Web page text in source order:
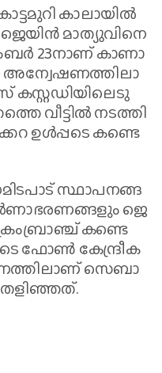
കാ​ലാ​യി​ല്‍
ജെ​യി​ന്‍ മാ​ത്യു​വി​നെ
23നാ​ണ് കാ​ണാ​
അ​ന്വേ​ഷ​ണ​ത്തി​ലാ​
ക​സ്റ്റ​ഡി​യി​ലെ​ടു​
വീ​ട്ടി​ല്‍ ന​ട​ത്തി​
ഉ​ൾ​പ്പ​ടെ ക​ണ്ടെ​
സ്ഥാ​പ​ന​ങ്ങ​
ജെ​
ക​ണ്ടെ​
ഫോ​ണ്‍ കേ​ന്ദ്രീ​ക​
സെ​ബാ​